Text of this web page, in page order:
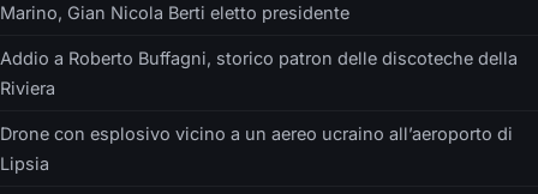
Marino, Gian Nicola Berti eletto presidente
Addio a Roberto Buffagni, storico patron delle discoteche della
Riviera
Drone con esplosivo vicino a un aereo ucraino all’aeroporto di
Lipsia